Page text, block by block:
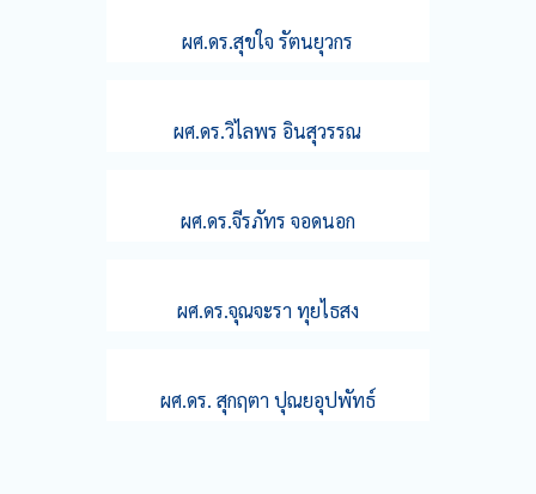
ผศ.ดร.สุขใจ รัตนยุวกร
ผศ.ดร.วิไลพร อินสุวรรณ
ผศ.ดร.จีรภัทร จอดนอก
ผศ.ดร.จุณจะรา ทุยไธสง
ผศ.ดร. สุกฤตา ปุณยอุปพัทธ์